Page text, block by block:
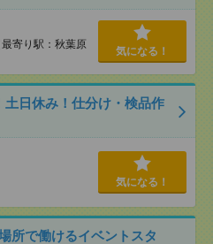
寄り駅：秋葉原
気になる！
日休み！仕分け・検品作
気になる！
所で働けるイベントスタ